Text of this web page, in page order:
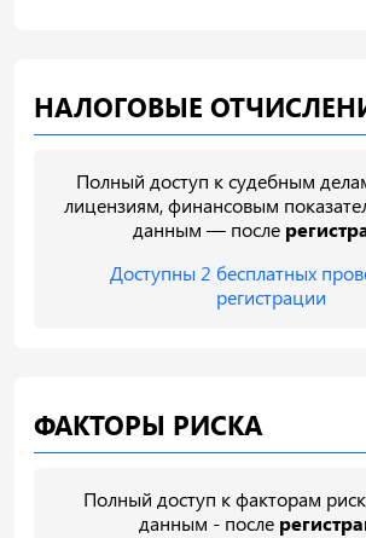
НАЛОГОВЫЕ
Полный доступ к судебным
лицензиям, финансовым
данным — после
Доступны 2 бесплатных
регистрации
ФАКТОРЫ РИСКА
Полный доступ к факторам
данным - после